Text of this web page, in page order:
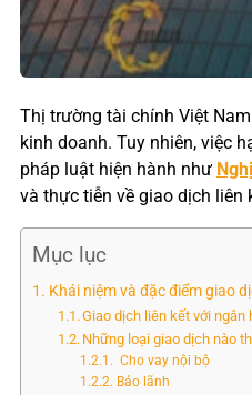
Thị trường tài chính Việt
kinh doanh. Tuy nhiên, việc
pháp luật hiện hành như
và thực tiễn về giao dịch liên
Mục lục
Khái niệm và đặc điểm giao
Giao dịch liên kết với ngân
Những loại giao dịch nào
Cho vay nội bộ
Bảo lãnh